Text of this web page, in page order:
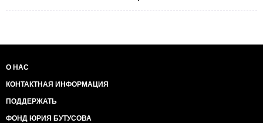
О НАС
КОНТАКТНАЯ ИНФОРМАЦИЯ
ПОДДЕРЖАТЬ
ФОНД ЮРИЯ БУТУСОВА